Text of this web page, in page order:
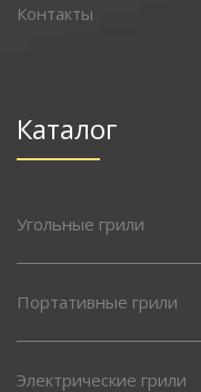
Контакты
Каталог
Угольные грили
Портативные грили
Электрические грили